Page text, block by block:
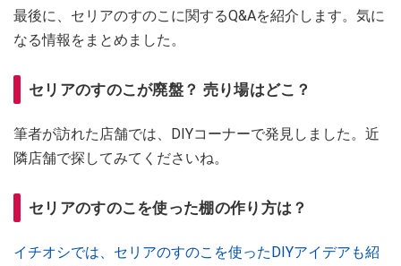
最後に、セリアのすのこに関するQ&Aを紹介します。気に
なる情報をまとめました。
セリアのすのこが廃盤？ 売り場はどこ？
筆者が訪れた店舗では、DIYコーナーで発見しました。近
隣店舗で探してみてくださいね。
セリアのすのこを使った棚の作り方は？
イチオシでは、セリアのすのこを使ったDIYアイデアも紹